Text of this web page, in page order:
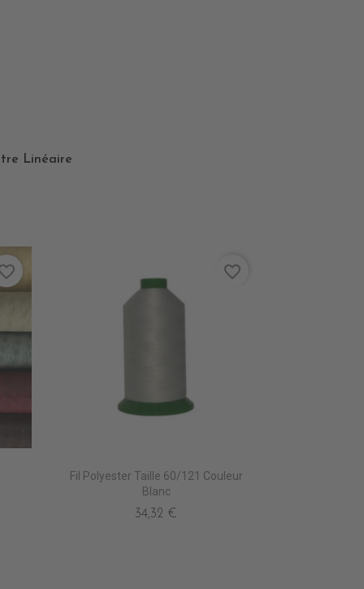
Linéaire
Fil Polyester Taille 60/121 Couleur
Blanc
34,32 €
favorite_border